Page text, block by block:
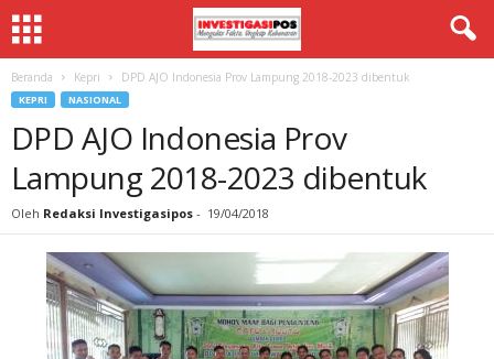
Beranda Kepri DPD AJO Indonesia Prov Lampung 2018-2023 dibentuk
KEPRI NASIONAL
DPD AJO Indonesia Prov
Lampung 2018-2023 dibentuk
Oleh Redaksi Investigasipos - 19/04/2018